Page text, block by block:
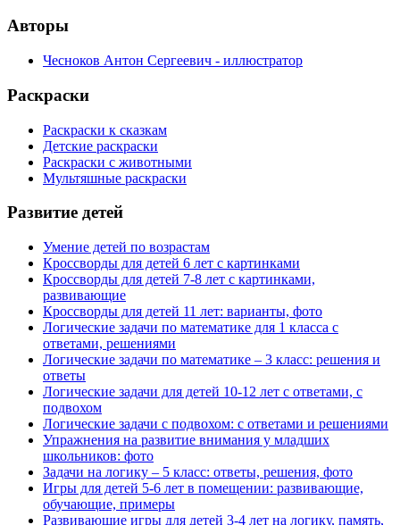
Авторы
Чесноков Антон Сергеевич - иллюстратор
Раскраски
Раскраски к сказкам
Детские раскраски
Раскраски с животными
Мультяшные раскраски
Развитие детей
Умение детей по возрастам
Кроссворды для детей 6 лет с картинками
Кроссворды для детей 7-8 лет с картинками,
развивающие
Кроссворды для детей 11 лет: варианты, фото
Логические задачи по математике для 1 класса с
ответами, решениями
Логические задачи по математике – 3 класс: решения и
ответы
Логические задачи для детей 10-12 лет с ответами, с
подвохом
Логические задачи с подвохом: с ответами и решениями
Упражнения на развитие внимания у младших
школьников: фото
Задачи на логику – 5 класс: ответы, решения, фото
Игры для детей 5-6 лет в помещении: развивающие,
обучающие, примеры
Развивающие игры для детей 3-4 лет на логику, память,